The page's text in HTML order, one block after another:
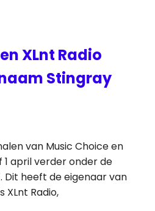
XLnt Radio
Stingray
van Music Choice en
1 april verder onder de
Dit heeft de eigenaar van
XLnt Radio,